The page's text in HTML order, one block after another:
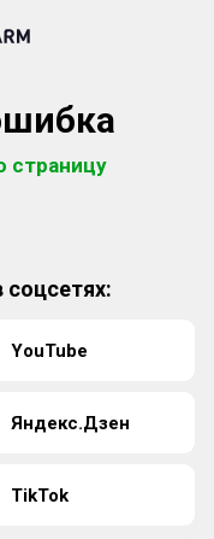
страницу
соцсетях:
YouTube
Яндекс.Дзен
TikTok